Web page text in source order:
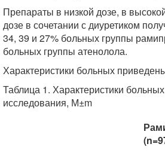
Препараты в низкой дозе, в
дозе в сочетании с диуретиком
34, 39 и 27% больных группы
больных группы атенолола.
Характеристики больных
Таблица 1. Характеристики
исследования, М±m